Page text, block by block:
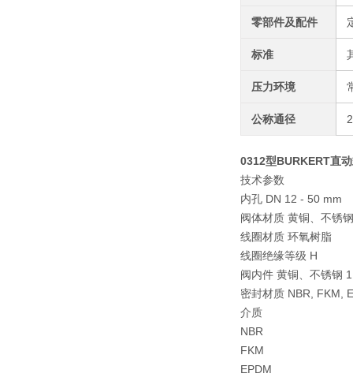
零部件及配件
标准
压力环境
公称通径
0312型BURKERT直
技术参数
内孔 DN 12 - 50 mm
阀体材质 黄铜、不锈
线圈材质 环氧树脂
线圈绝缘等级 H
阀内件 黄铜、不锈钢
密封材质 NBR, FKM,
介质
NBR
FKM
EPDM